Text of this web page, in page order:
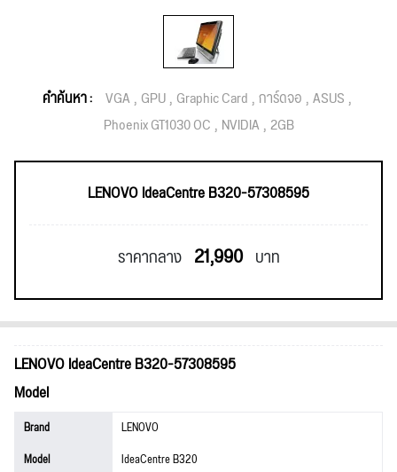
คำค้นหา : VGA GPU Graphic Card การ์ดจอ ASUS
Phoenix GT1030 OC NVIDIA 2GB
LENOVO IdeaCentre B320-57308595
ราคากลาง 21,990 บาท
LENOVO IdeaCentre B320-57308595
Model
Brand
LENOVO
Model
IdeaCentre B320